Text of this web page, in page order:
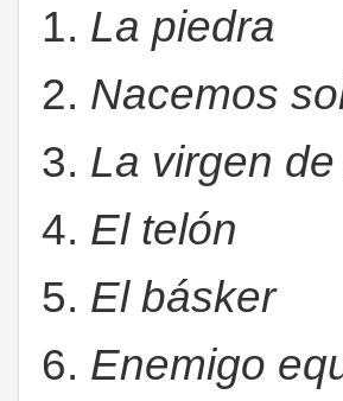
La piedra
Nacemos
La virgen
El telón
El básker
Enemigo